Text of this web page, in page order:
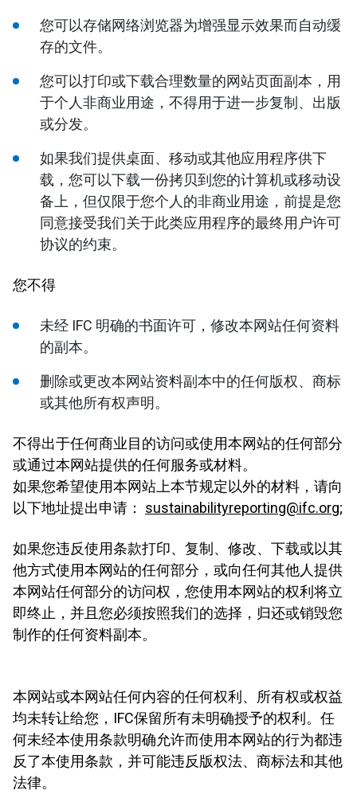
您可以存储网络浏览器为增强显示效果而自动缓
存的文件。
您可以打印或下载合理数量的网站页面副本，用
于个人非商业用途，不得用于进一步复制、出版
或分发。
如果我们提供桌面、移动或其他应用程序供下
载，您可以下载一份拷贝到您的计算机或移动设
备上，但仅限于您个人的非商业用途，前提是您
同意接受我们关于此类应用程序的最终用户许可
协议的约束。
您不得
未经 IFC 明确的书面许可，修改本网站任何资料
的副本。
删除或更改本网站资料副本中的任何版权、商标
或其他所有权声明。
不得出于任何商业目的访问或使用本网站的任何部分
或通过本网站提供的任何服务或材料。
如果您希望使用本网站上本节规定以外的材料，请向
以下地址提出申请： sustainabilityreporting@ifc.org;
如果您违反使用条款打印、复制、修改、下载或以其
他方式使用本网站的任何部分，或向任何其他人提供
本网站任何部分的访问权，您使用本网站的权利将立
即终止，并且您必须按照我们的选择，归还或销毁您
制作的任何资料副本。
本网站或本网站任何内容的任何权利、所有权或权益
均未转让给您，IFC保留所有未明确授予的权利。任
何未经本使用条款明确允许而使用本网站的行为都违
反了本使用条款，并可能违反版权法、商标法和其他
法律。